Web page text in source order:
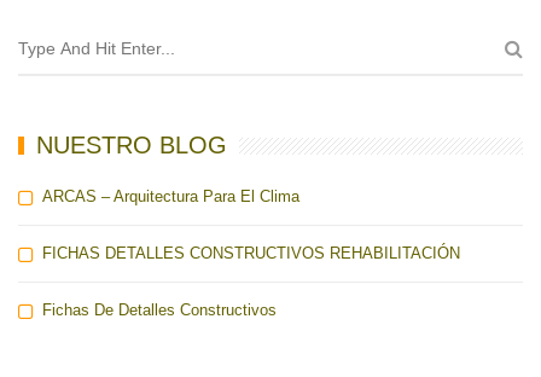
NUESTRO BLOG
ARCAS – Arquitectura Para El Clima
FICHAS DETALLES CONSTRUCTIVOS REHABILITACIÓN
Fichas De Detalles Constructivos